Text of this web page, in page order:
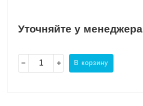
Уточняйте у менеджера
В корзину